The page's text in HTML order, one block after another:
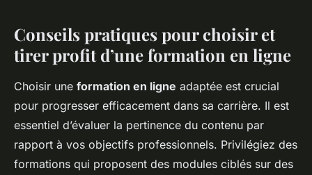
Conseils pratiques pour choisir et
tirer profit d’une formation en ligne
Choisir une formation en ligne adaptée est crucial
pour progresser efficacement dans sa carrière. Il est
essentiel d’évaluer la pertinence du contenu par
rapport à vos objectifs professionnels. Privilégiez des
formations qui proposent des modules ciblés sur des